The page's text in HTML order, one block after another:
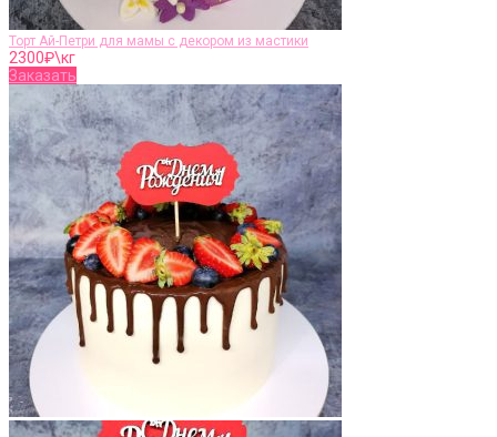
Торт Ай-Петри для мамы с декором из мастики
2300₽\кг
Заказать